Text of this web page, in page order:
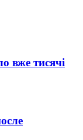
вже тисячі